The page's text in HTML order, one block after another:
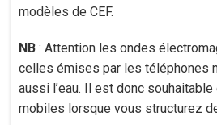
modèles de CEF.
NB : Attention les ondes
celles émises par les téléphones
aussi l’eau. Il est donc souhaitable
mobiles lorsque vous structurez de